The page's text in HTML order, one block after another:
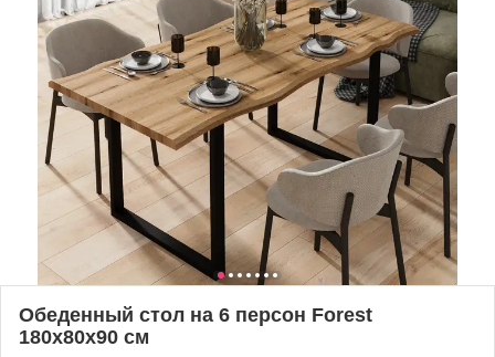
Обеденный стол на 6 персон Forest
180x80x90 см